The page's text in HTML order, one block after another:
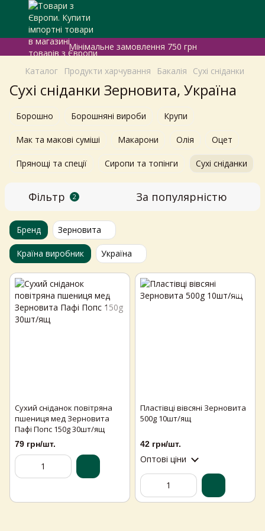
Мінімальне замовлення 750 грн
Каталог Продукти харчування Бакалія Сухі сніданки
Сухі сніданки Зерновита, Україна
Борошно Борошняні вироби Крупи
Мак та макові суміші Макарони Олія Оцет
Прянощі та спеції Сиропи та топінги Сухі сніданки
Фільтр 2 За популярністю
Бренд Зерновита
Країна виробник Україна
Сухий сніданок повітряна
пшениця мед Зерновита
Пафі Попс 150g 30шт/ящ
79 грн/шт.
Пластівці вівсяні Зерновита
500g 10шт/ящ
42 грн/шт.
Оптові ціни
Самовивіз з магазинів
Egastronom
×
Тепер онлайн-замовлення можна
доставити у вибраний
магазин і забрати у зручний час 💚